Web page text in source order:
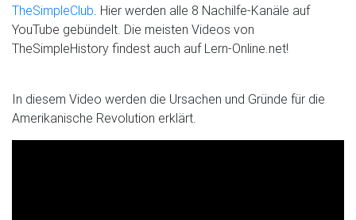
TheSimpleClub. Hier werden alle 8 Nachilfe-Kanäle auf
YouTube gebündelt. Die meisten Videos von
TheSimpleHistory findest auch auf Lern-Online.net!
In diesem Video werden die Ursachen und Gründe für die
Amerikanische Revolution erklärt.